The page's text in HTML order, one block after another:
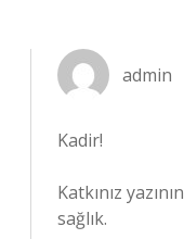
admin
Kadir!
Katkınız yazının
sağlık.